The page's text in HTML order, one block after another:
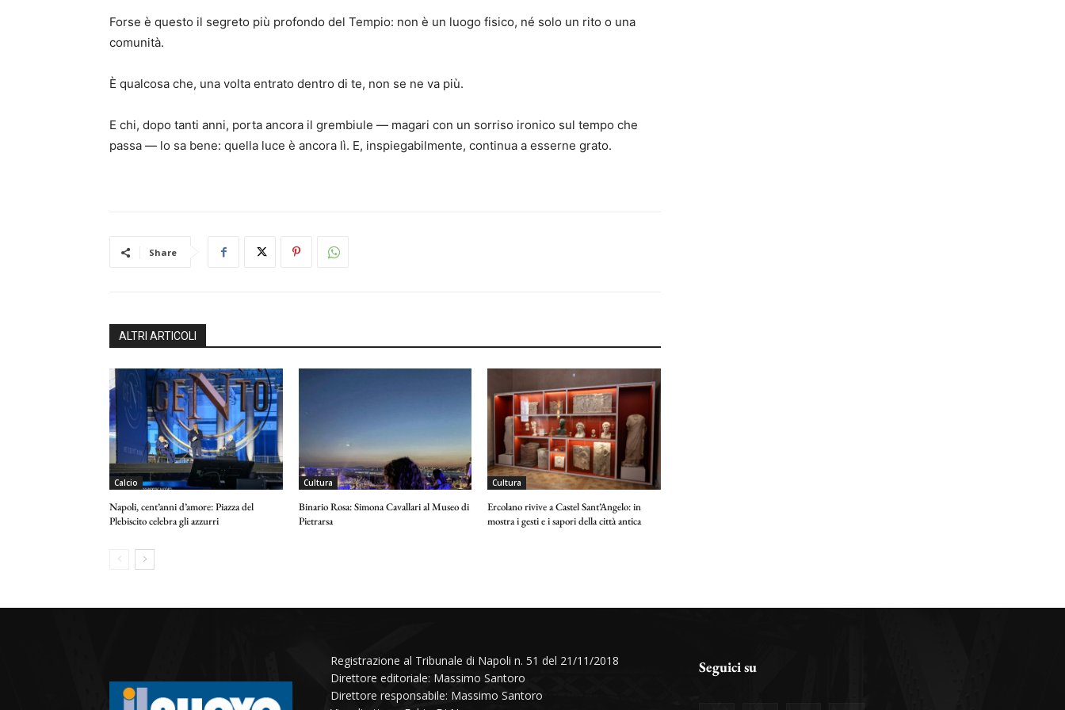
Forse è questo il segreto più profondo del Tempio: non è un luogo fisico, né solo un rito o una
comunità.
È qualcosa che, una volta entrato dentro di te, non se ne va più.
E chi, dopo tanti anni, porta ancora il grembiule — magari con un sorriso ironico sul tempo che
passa — lo sa bene: quella luce è ancora lì. E, inspiegabilmente, continua a esserne grato.
Share
ALTRI ARTICOLI
Calcio
Napoli, cent’anni d’amore: Piazza del
Plebiscito celebra gli azzurri
Cultura
Binario Rosa: Simona Cavallari al Museo di
Pietrarsa
Cultura
Ercolano rivive a Castel Sant’Angelo: in
mostra i gesti e i sapori della città antica
Registrazione al Tribunale di Napoli n. 51 del 21/11/2018
Direttore editoriale: Massimo Santoro
Direttore responsabile: Massimo Santoro
Seguici su